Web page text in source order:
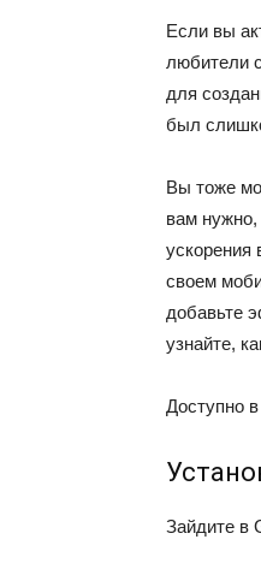
Если вы
любители
для
был
Вы тоже
вам
своем
добавьте
узнайте,
Доступно в
Зайдите в